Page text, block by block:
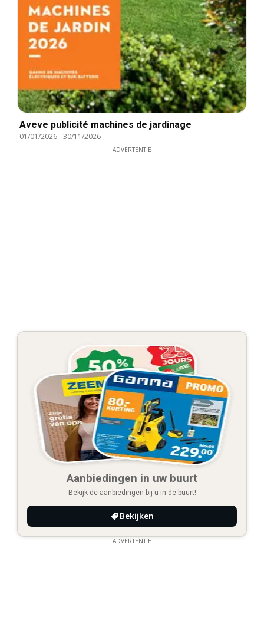
Aveve publicité machines de jardinage
01/01/2026-30/11/2026
ADVERTENTIE
Aanbiedingen in uw buurt
Bekijk de aanbiedingen bij u in de buurt!
Bekijken
ADVERTENTIE